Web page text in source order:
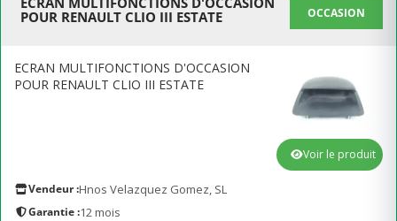
POUR RENAULT CLIO III ESTATE
OCCASION
ECRAN MULTIFONCTIONS D'OCCASION
POUR RENAULT CLIO III ESTATE
Vendeur :Hnos Velazquez Gomez, SL
Garantie :12 mois
Voir le produit